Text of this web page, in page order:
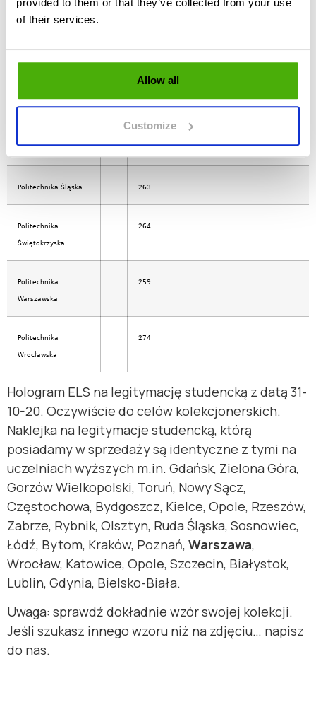
provided to them or that they’ve collected from your use
of their services.
Allow all
Customize
Politechnika Opolska 270
Politechnika
Łukasiewicza
273
Politechnika Śląska 263
Politechnika
Świętokrzyska
264
Politechnika
Warszawska
259
Politechnika
Wrocławska
274
Hologram ELS na legitymację studencką z datą 31-
10-20. Oczywiście do celów kolekcjonerskich.
Naklejka na legitymacje studencką, którą
posiadamy w sprzedaży są identyczne z tymi na
uczelniach wyższych m.in. Gdańsk, Zielona Góra,
Gorzów Wielkopolski, Toruń, Nowy Sącz,
Częstochowa, Bydgoszcz, Kielce, Opole, Rzeszów,
Zabrze, Rybnik, Olsztyn, Ruda Śląska, Sosnowiec,
Łódź, Bytom, Kraków, Poznań, Warszawa,
Wrocław, Katowice, Opole, Szczecin, Białystok,
Lublin, Gdynia, Bielsko-Biała.
Uwaga: sprawdź dokładnie wzór swojej kolekcji.
Jeśli szukasz innego wzoru niż na zdjęciu… napisz
do nas.